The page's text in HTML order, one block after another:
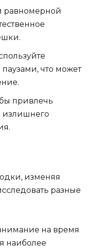
равномерной
что может
привлечь
излишнего
изменяя
разные
на время
наиболее